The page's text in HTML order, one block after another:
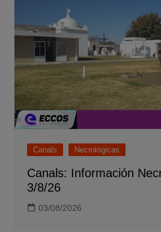
Canals Necrológicas
Canals: Información
3/8/26
03/08/2026